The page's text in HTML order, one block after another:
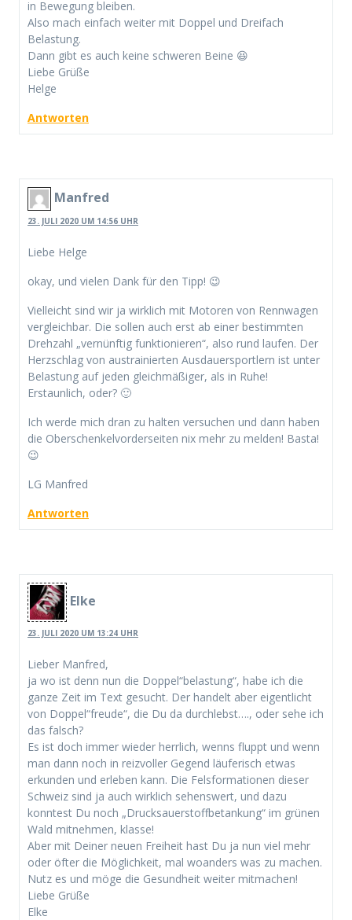
in Bewegung bleiben.
Also mach einfach weiter mit Doppel und Dreifach
Belastung.
Dann gibt es auch keine schweren Beine 😆
Liebe Grüße
Helge
Antworten
Manfred
23. JULI 2020 UM 14:56 UHR
Liebe Helge
okay, und vielen Dank für den Tipp! 😉
Vielleicht sind wir ja wirklich mit Motoren von Rennwagen
vergleichbar. Die sollen auch erst ab einer bestimmten
Drehzahl „vernünftig funktionieren“, also rund laufen. Der
Herzschlag von austrainierten Ausdauersportlern ist unter
Belastung auf jeden gleichmäßiger, als in Ruhe!
Erstaunlich, oder? 🙂
Ich werde mich dran zu halten versuchen und dann haben
die Oberschenkelvorderseiten nix mehr zu melden! Basta!
😉
LG Manfred
Antworten
Elke
23. JULI 2020 UM 13:24 UHR
Lieber Manfred,
ja wo ist denn nun die Doppel“belastung“, habe ich die
ganze Zeit im Text gesucht. Der handelt aber eigentlicht
von Doppel“freude“, die Du da durchlebst…., oder sehe ich
das falsch?
Es ist doch immer wieder herrlich, wenns fluppt und wenn
man dann noch in reizvoller Gegend läuferisch etwas
erkunden und erleben kann. Die Felsformationen dieser
Schweiz sind ja auch wirklich sehenswert, und dazu
konntest Du noch „Drucksauerstoffbetankung“ im grünen
Wald mitnehmen, klasse!
Aber mit Deiner neuen Freiheit hast Du ja nun viel mehr
oder öfter die Möglichkeit, mal woanders was zu machen.
Nutz es und möge die Gesundheit weiter mitmachen!
Liebe Grüße
Elke